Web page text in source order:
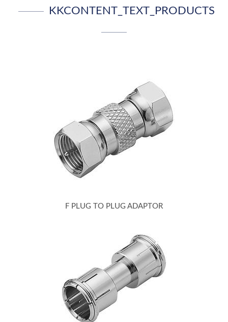
KKCONTENT_TEXT_PRODUCTS
F PLUG TO PLUG ADAPTOR